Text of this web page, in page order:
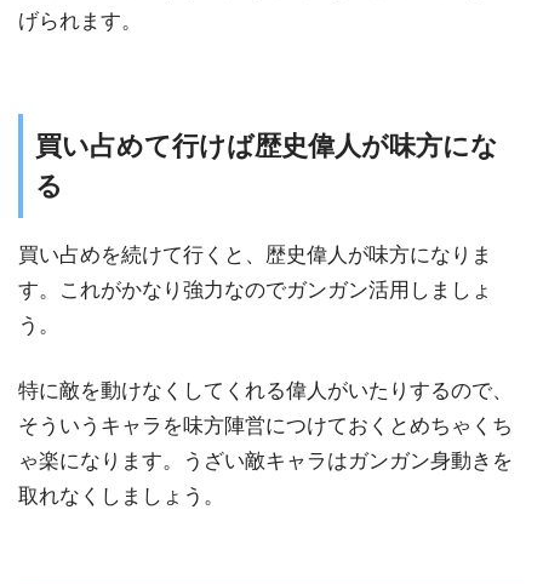
げられます。
買い占めて行けば歴史偉人が味方にな
る
買い占めを続けて行くと、歴史偉人が味方になりま
す。これがかなり強力なのでガンガン活用しましょ
う。
特に敵を動けなくしてくれる偉人がいたりするので、
そういうキャラを味方陣営につけておくとめちゃくち
ゃ楽になります。うざい敵キャラはガンガン身動きを
取れなくしましょう。